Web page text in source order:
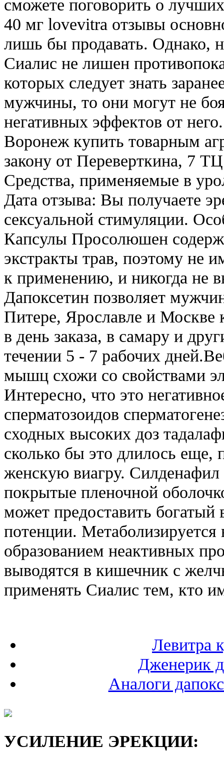
сможете поговорить о
40 мг lovevitra отзывы
лишь бы продавать. Однако,
Сиалис не лишен
которых следует знать
мужчины, то они могут не
негативных эффектов от
Воронеж купить товарным
закону от Переверткина, 7
Средства, применяемые в
Дата отзыва: Вы получаете
сексуальной стимуляции.
Капсулы Просолюшен
экстракты трав, поэтому не
к применению, и никогда не
Дапоксетин позволяет
Питере, Ярославле и Москве
в день заказа, в самару и
течении 5 - 7 рабочих
мышц схожи со свойствами
Интересно, что это
сперматозоидов
сходных высоких доз
сколько бы это длилось еще,
женскую виагру. Силденафил
покрытые пленочной
может предоставить
потенции. Метаболизируется
образованием неактивных
выводятся в кишечник с
применять Сиалис тем, кто
Левитра
Дженерик
Аналоги
УСИЛЕНИЕ ЭРЕКЦИИ: